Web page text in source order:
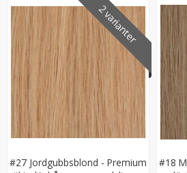
199 kr
LÄGG I
2 varianter
#27 Jordgubbsblond - Premium
#18